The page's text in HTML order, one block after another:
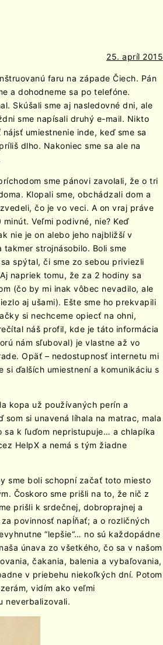
25. apríl 2015
faru na západe Čiech. Pán
a dohodneme sa po telefóne.
Skúšali sme aj nasledovné dni, ale
sme napísali druhý e-mail. Nikto
umiestnenie inde, keď sme sa
dlho. Nakoniec sme sa ale na
sme pánovi zavolali, že o tri
Klopali sme, obchádzali dom a
čo je vo veci. A on vraj práve
Veľmi podivné, nie? Keď
nie je on alebo jeho najbližší v
strojnásobilo. Boli sme
spýtal, či sme zo sebou priviezli
napriek tomu, že za 2 hodiny sa
(čo by mi inak vôbec nevadilo, ale
aj ušami). Ešte sme ho prekvapili
si nechceme opiecť na ohni,
náš profil, kde je táto informácia
nám sľuboval) je vlastne až vo
Opäť – nedostupnosť internetu mi
ďalších umiestnení a komunikáciu s
kopa už používaných perín a
si unavená líhala na matrac, mala
sa k ľuďom nepristupuje… a chlapíka
HelpX a nemá s tým žiadne
sme boli schopní začať toto miesto
Čoskoro sme prišli na to, že nič z
prišli k srdečnej, dobroprajnej a
povinnosť napĺňať; a o rozličných
“lepšie“… no sú každopádne
únava zo všetkého, čo sa v našom
čakania, balenia a vybaľovania,
v priebehu niekoľkých dní. Potom
vidím ako veľmi
neverbalizovali.